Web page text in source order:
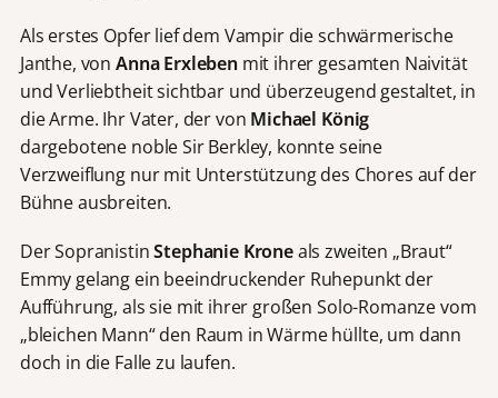
Als erstes Opfer lief dem Vampir die schwärmerische
Janthe, von Anna Erxlebenmit ihrer gesamten Naivität
und Verliebtheit sichtbar und überzeugend gestaltet, in
die Arme. Ihr Vater, der von Michael König
dargebotene noble Sir Berkley, konnte seine
Verzweiflung nur mit Unterstützung des Chores auf der
Bühne ausbreiten.
Der SopranistinStephanie Kroneals zweiten „Braut“
Emmy gelang ein beeindruckender Ruhepunkt der
Aufführung, als sie mit ihrer großen Solo-Romanze vom
„bleichen Mann“ den Raum in Wärme hüllte, um dann
doch in die Falle zu laufen.